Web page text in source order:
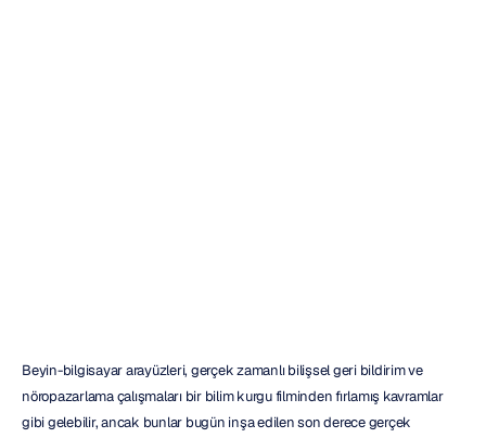
Beyin-bilgisayar arayüzleri, gerçek zamanlı bilişsel geri bildirim ve
nöropazarlama çalışmaları bir bilim kurgu filminden fırlamış kavramlar
gibi gelebilir, ancak bunlar bugün inşa edilen son derece gerçek